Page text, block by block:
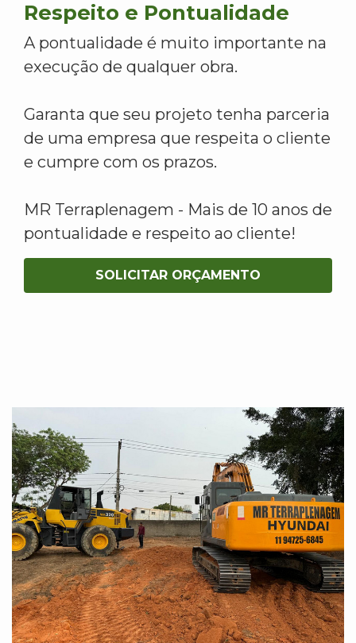
Respeito e Pontualidade
A pontualidade é muito importante na
execução de qualquer obra.
Garanta que seu projeto tenha parceria
de uma empresa que respeita o cliente
e cumpre com os prazos.
MR Terraplenagem - Mais de 10 anos de
pontualidade e respeito ao cliente!
SOLICITAR ORÇAMENTO